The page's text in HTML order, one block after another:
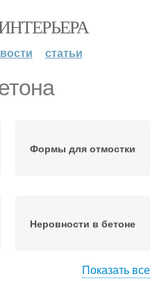
статьи
Формы для отмостки
Неровности в бетоне
Показать все